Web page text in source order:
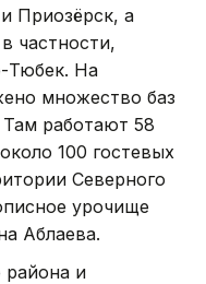
Приозёрск, а
частности,
Тюбек. На
множество баз
работают 58
100 гостевых
Северного
урочище
Аблаева.
района и